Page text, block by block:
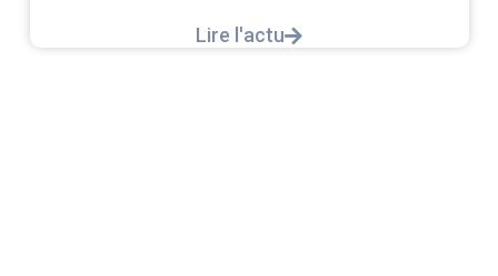
Lire l'actu